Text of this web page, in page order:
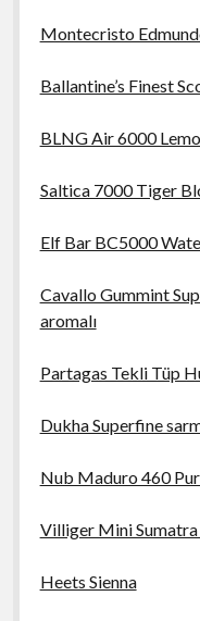
Montecristo
Ballantine’s Finest
BLNG Air 6000
Saltica 7000 Tiger
Elf Bar BC5000
Cavallo Gummint
aromalı
Partagas Tekli Tüp
Dukha Superfine
Nub Maduro 460
Villiger Mini Sumatra
Heets Sienna